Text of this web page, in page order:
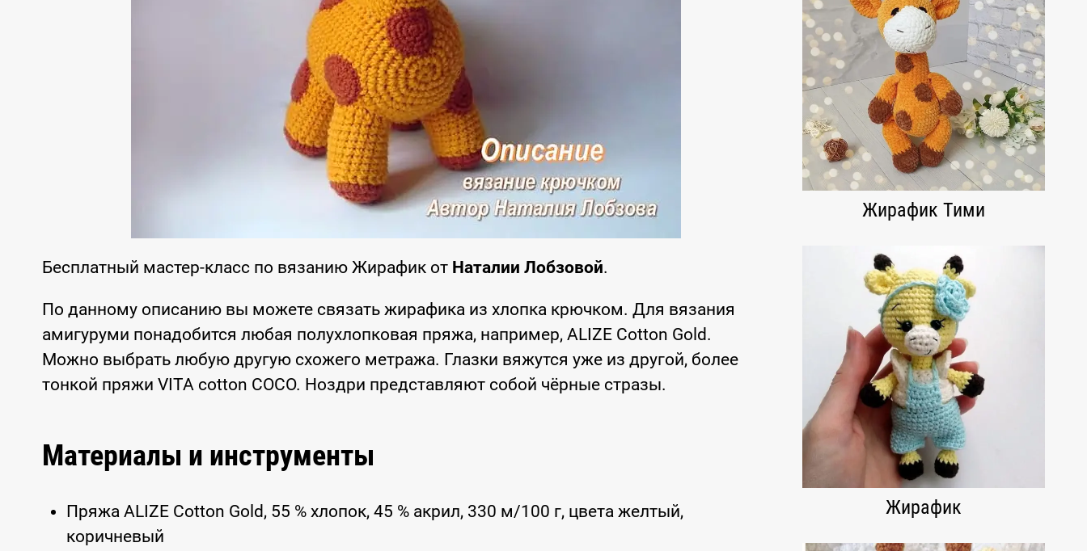
Бесплатный мастер-класс по вязанию Жирафик от Наталии Лобзовой.
По данному описанию вы можете связать жирафика из хлопка крючком. Для вязания
амигуруми понадобится любая полухлопковая пряжа, например, ALIZE Cotton Gold.
Можно выбрать любую другую схожего метража. Глазки вяжутся уже из другой, более
тонкой пряжи VITA cotton COCO. Ноздри представляют собой чёрные стразы.
Материалы и инструменты
Пряжа ALIZE Cotton Gold, 55 % хлопок, 45 % акрил, 330 м/100 г, цвета желтый,
коричневый
Жирафик Тими
Жирафик